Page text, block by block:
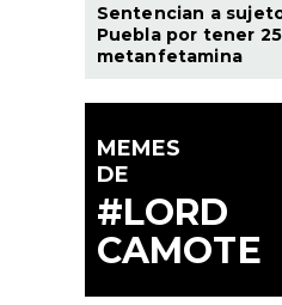
Sentencian a
Puebla por tener
metanfetamina
MEMES
DE
#LORD
CAMOTE